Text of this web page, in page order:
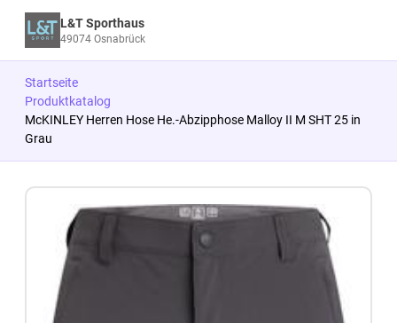
L&T Sporthaus
49074 Osnabrück
Startseite
Produktkatalog
McKINLEY Herren Hose He.-Abzipphose Malloy II M SHT 25 in
Grau